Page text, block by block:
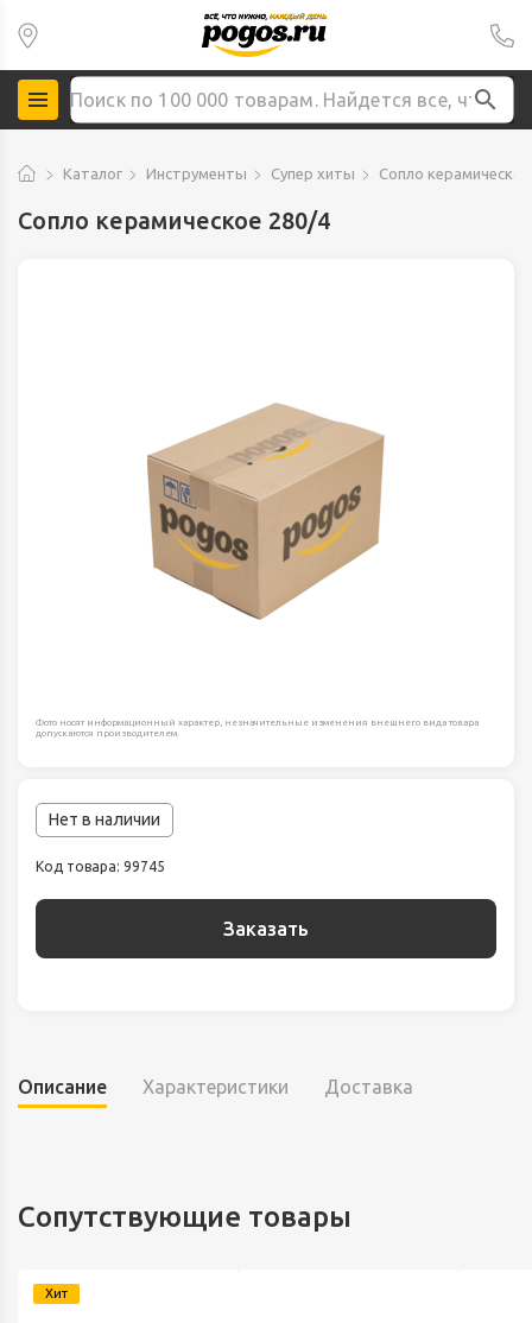
Каталог Инструменты Супер хиты Сопло
Сопло керамическое 280/4
Фото носят информационный характер, незначительные изменения внешнего вида товара
допускаются производителем.
Нет в наличии
Код товара: 99745
Заказать
Описание Характеристики Доставка
Сопутствующие товары
Хит